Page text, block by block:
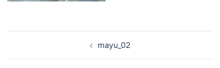
mayu_02